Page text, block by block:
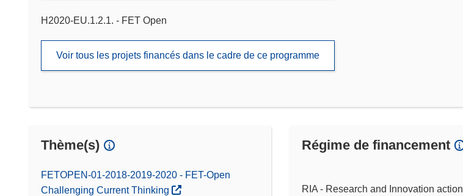
H2020-EU.1.2.1. - FET Open
Voir tous les projets financés dans le cadre de ce programme
Thème(s)
FETOPEN-01-2018-2019-2020 - FET-Open
Challenging Current Thinking
Régime de financement
RIA - Research and Innovation action